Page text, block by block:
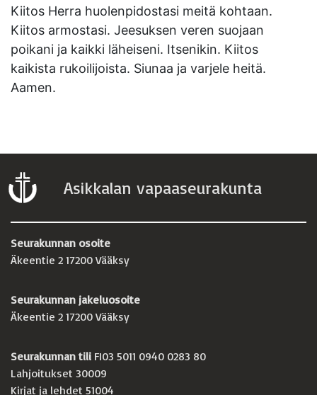
Kiitos Herra huolenpidostasi meitä kohtaan.
Kiitos armostasi. Jeesuksen veren suojaan
poikani ja kaikki läheiseni. Itsenikin. Kiitos
kaikista rukoilijoista. Siunaa ja varjele heitä.
Aamen.
Asikkalan vapaaseurakunta
Seurakunnan osoite
Äkeentie 2 17200 Vääksy
Seurakunnan jakeluosoite
Äkeentie 2 17200 Vääksy
Seurakunnan tili FI03 5011 0940 0283 80
Lahjoitukset 30009
Kirjat ja lehdet 51004